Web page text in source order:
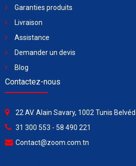
Garanties produits
Livraison
Assistance
Demander un devis
Blog
Contactez-nous
22 AV. Alain Savary, 1002 Tunis
31 300 553 - 58 490 221
Contact@zoom.com.tn